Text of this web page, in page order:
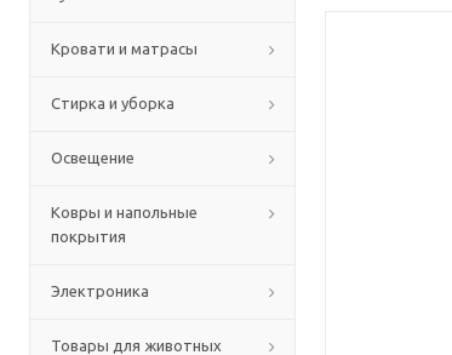
Кровати и матрасы
Стирка и уборка
Освещение
Ковры и напольные
покрытия
Электроника
Товары для животных